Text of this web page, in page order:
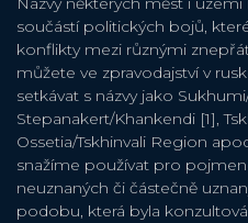
součástí politických bojů,
konflikty mezi různými
můžete ve zpravodajství v
setkávat s názvy jako
Stepanakert/Khankendi [1],
Ossetia/Tskhinvali Region
snažíme používat pro
neuznaných či částečně
podobu, která byla